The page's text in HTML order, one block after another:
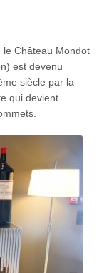
le Château Mondot
est devenu
siècle par la
qui devient